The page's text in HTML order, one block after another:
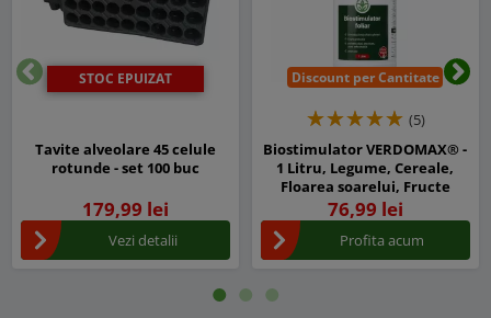
STOC EPUIZAT
Tavite alveolare 45 celule
rotunde - set 100 buc
179,99 lei
Vezi detalii
Discount per Cantitate
(5)
Biostimulator VERDOMAX® -
1 Litru, Legume, Cereale,
Floarea soarelui, Fructe
76,99 lei
Profita acum
Inapoi